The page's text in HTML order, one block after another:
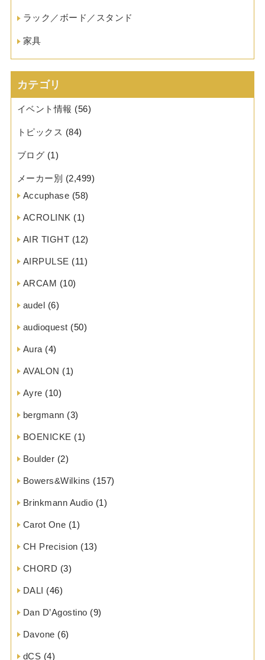
ラック／ボード／スタンド
家具
カテゴリ
イベント情報 (56)
トピックス (84)
ブログ (1)
メーカー別 (2,499)
Accuphase (58)
ACROLINK (1)
AIR TIGHT (12)
AIRPULSE (11)
ARCAM (10)
audel (6)
audioquest (50)
Aura (4)
AVALON (1)
Ayre (10)
bergmann (3)
BOENICKE (1)
Boulder (2)
Bowers&Wilkins (157)
Brinkmann Audio (1)
Carot One (1)
CH Precision (13)
CHORD (3)
DALI (46)
Dan D’Agostino (9)
Davone (6)
dCS (4)